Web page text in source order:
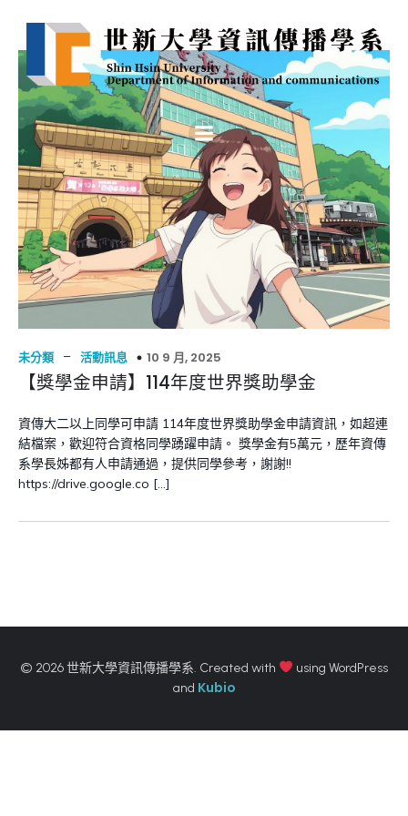
未分類 – 活動訊息 10 9 月, 2025
【獎學金申請】114年度世界獎助學金
資傳大二以上同學可申請 114年度世界獎助學金申請資訊，如超連
結檔案，歡迎符合資格同學踴躍申請。 獎學金有5萬元，歷年資傳
系學長姊都有人申請通過，提供同學參考，謝謝!!
https://drive.google.co […]
© 2026 世新大學資訊傳播學系. Created with
using WordPress
and Kubio